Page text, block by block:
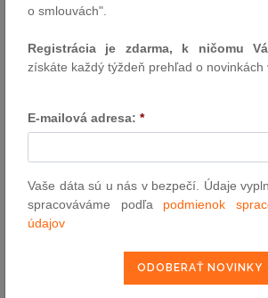
ušetriť časpri rutinných úlohách,
zvýšiť efektivitua kvalitu výstupov.
Potrebujete okamžitú odpoveď na právnu
kolegu. Výsledkom je prehľadná
relevantné právne zdroje.
Praetor AI a jeho nástroje:
AI Outlook doplnok – automatizované
o smlouvách".
Registrácia je zdarma, k ničomu
získáte každý týždeň prehľad o novinkách
E-mailová adresa: *
Vaše dáta sú u nás v bezpečí. Údaje
spracováváme podľa podmienok
údajov